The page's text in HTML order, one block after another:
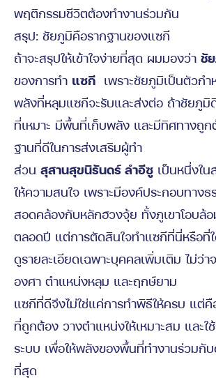
พฤติกรรมชีวิตต้องทำงานร่วมกัน
สรุป: ชัยภูมิคือรากฐานของแซกี
ถ้าจะสรุปให้เข้าใจง่ายที่สุด ผมมองว่า ชั
ของการทำ แซกี เพราะชัยภูมิเป็นตัวก
พลังที่หลุมแซกีจะรับและส่งต่อ ถ้าชัยภูมิ
ที่เหมาะ มีพื้นที่เก็บพลัง และมีทิศทางถู
ฐานที่ดีในการส่งเสริมผู้ทำ
ส่วน สุสานสุขนิรันดร์ ลำอีซู เป็นหนึ่งใ
ให้ความสนใจ เพราะมีองค์ประกอบทางธ
สอดคล้องกับหลักฮวงจุ้ย ทั้งภูเขาโอบล้
ตลอดปี แต่การตัดสินใจทำแซกีที่นี่หรือที่
ดูรายละเอียดเฉพาะบุคคลเพิ่มเติม ไม่ว่า
องศา ตำแหน่งหลุม และฤกษ์ยาม
แซกีที่ดีจึงไม่ใช่แค่การทำพิธีให้ครบ แต่คื
ที่ถูกต้อง วางตำแหน่งให้เหมาะสม และใ
ระบบ เพื่อให้พลังของพื้นที่ทำงานร่วมกั
ที่สุด